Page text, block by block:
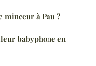
minceur à Pau ?
babyphone en